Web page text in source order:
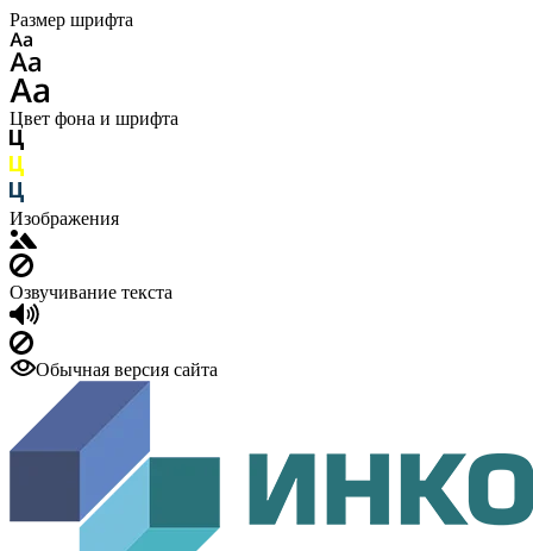
Размер шрифта
Цвет фона и шрифта
Изображения
Озвучивание текста
Обычная версия сайта